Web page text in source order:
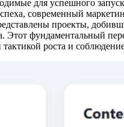
для успешного
современный
проекты,
Этот фундаментальный
роста и